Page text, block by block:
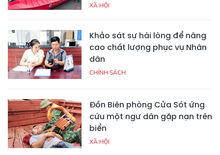
XÃ HỘI
Khảo sát sự hài lòng để nâng
cao chất lượng phục vụ Nhân
dân
CHÍNH SÁCH
Đồn Biên phòng Cửa Sót ứng
cứu một ngư dân gặp nạn trên
biển
XÃ HỘI